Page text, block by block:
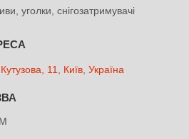
уголки, снігозатримувачі
11, Київ, Україна